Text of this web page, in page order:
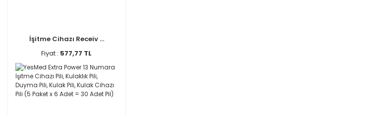
İşitme Cihazı Receiv ...
Fiyat : 577,77 TL